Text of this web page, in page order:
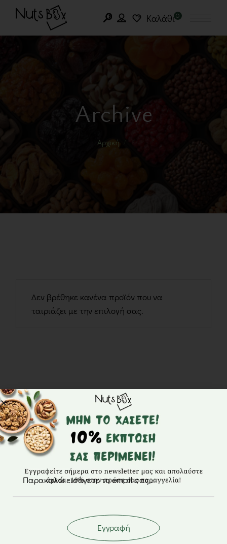
Καλάθι0
Archive
Αρχική
Δεν βρέθηκε κανένα προϊόν που να
ταιριάζει με την επιλογή σας.
Ομονοίας 48, Καβάλα, 65302
2510 834 134
Εγγραφή